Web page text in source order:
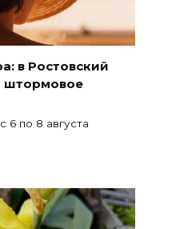
в Ростовский
штормовое
6 по 8 августа